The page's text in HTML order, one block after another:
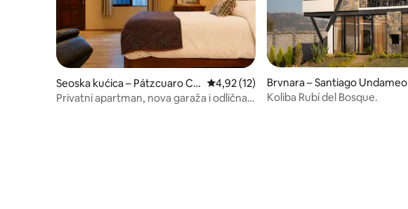
Seoska kućica – Pátzcuaro Ce
ntro
Prosječna ocjena: 4,92/5, recenzija: 12
4,92 (12)
Privatni apartman, nova garaža i odlična
Brvnara – Santiago Undameo
Koliba Rubí del Bosque.